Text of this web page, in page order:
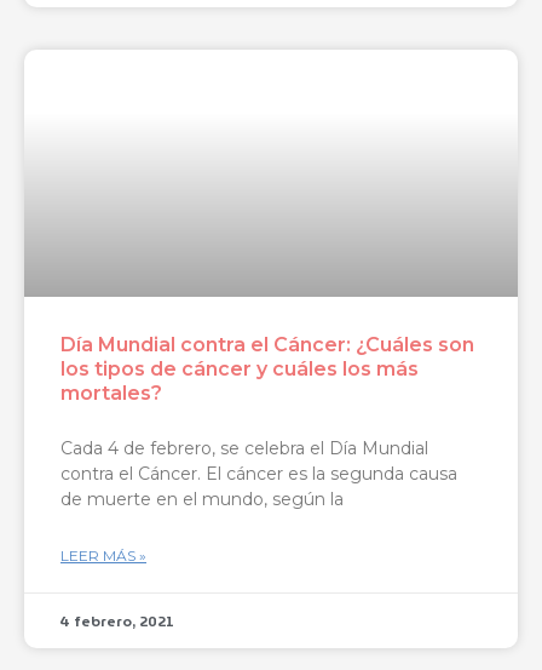
Día Mundial contra el Cáncer: ¿Cuáles son
los tipos de cáncer y cuáles los más
mortales?
Cada 4 de febrero, se celebra el Día Mundial
contra el Cáncer. El cáncer es la segunda causa
de muerte en el mundo, según la
LEER MÁS »
4 febrero, 2021